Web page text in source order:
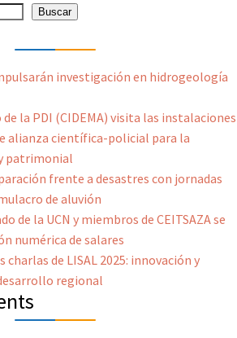
Buscar
investigación en hidrogeología
la PDI (CIDEMA) visita las instalaciones
alianza científica-policial para la
patrimonial
frente a desastres con jornadas
de aluvión
de la UCN y miembros de CEITSAZA se
numérica de salares
charlas de LISAL 2025: innovación y
regional